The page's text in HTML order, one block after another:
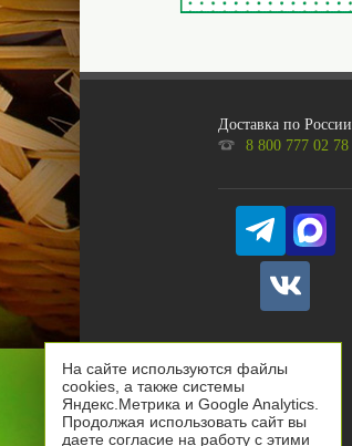
Доставка по России
8 800 777 02 78
На сайте используются файлы
cookies, а также системы
Яндекс.Метрика и Google Analytics.
Продолжая использовать сайт вы
даете согласие на работу с этими